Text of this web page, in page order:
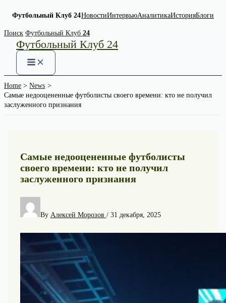
Футбольный Клуб 24НовостиИнтервьюАналитикаИсторияБлоги
Skip
content
Поиск Футбольный Клуб 24
Футбольный Клуб 24
Home
News
Самые недооцененные футболисты своего времени: кто не получил
заслуженного признания
Самые недооцененные футболисты
своего времени: кто не получил
заслуженного признания
By Алексей Морозов / 31 декабря, 2025